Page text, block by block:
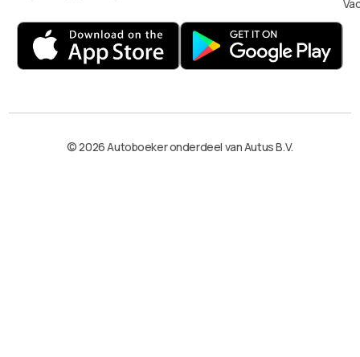
© 2026 Autoboeker onderdeel van Autus B.V.